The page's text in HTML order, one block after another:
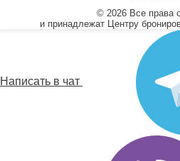
© 2026 Все права
и принадлежат Центру
Написать в чат